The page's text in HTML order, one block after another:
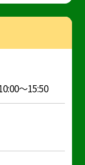
～15:50